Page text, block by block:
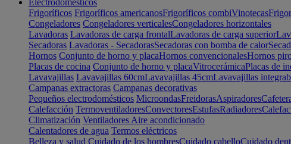
Electrodomésticos
Frigoríficos Frigoríficos americanosFrigoríficos combiVinotecas
Congeladores Congeladores verticalesCongeladores horizontales
Lavadoras Lavadoras de carga frontalLavadoras de carga superior
Secadoras Lavadoras - SecadorasSecadoras con bomba de calor
Hornos Conjunto de horno y placaHornos convencionalesHornos
Placas de cocina Conjunto de horno y placaVitrocerámicaPlacas de
Lavavajillas Lavavajillas 60cmLavavajillas 45cmLavavajillas
Campanas extractoras Campanas decorativas
Pequeños electrodomésticos MicroondasFreidorasAspiradores
Calefacción TermoventiladoresConvectoresEstufasRadiadores
Climatización Ventiladores Aire acondicionado
Calentadores de agua Termos eléctricos
Belleza y salud Cuidado de los hombresCuidado cabelloCuidado